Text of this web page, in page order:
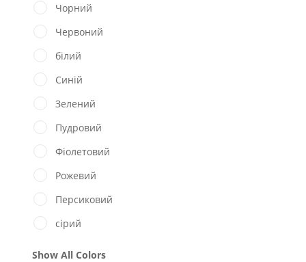
Чорний
Червоний
білий
Синій
Зелений
Пудровий
Фіолетовий
Рожевий
Персиковий
сірий
Show All Colors